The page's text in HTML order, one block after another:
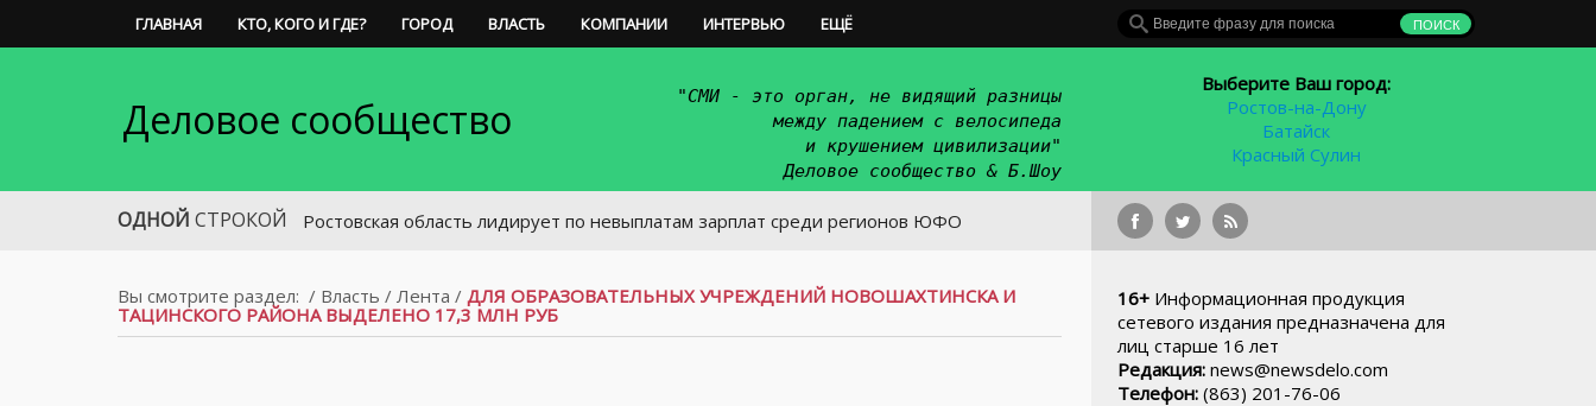
ГЛАВНАЯ КТО, КОГО И ГДЕ? ГОРОД ВЛАСТЬ КОМПАНИИ ИНТЕРВЬЮ ЕЩЁ
Деловое сообщество
"СМИ - это орган, не видящий разницы
между падением с велосипеда
и крушением цивилизации"
Деловое сообщество & Б.Шоу
Выберите Ваш город:
Ростов-на-Дону
Батайск
Красный Сулин
ОДНОЙ СТРОКОЙ
Ростовская область лидирует по невыплатам зарплат среди регионов ЮФО
Вы смотрите раздел: / Власть / Лента / ДЛЯ ОБРАЗОВАТЕЛЬНЫХ УЧРЕЖДЕНИЙ НОВОШАХТИНСКА И
ТАЦИНСКОГО РАЙОНА ВЫДЕЛЕНО 17,3 МЛН РУБ
16+ Информационная продукция
сетевого издания предназначена для
лиц старше 16 лет
Редакция: news@newsdelo.com
Телефон: (863) 201-76-06